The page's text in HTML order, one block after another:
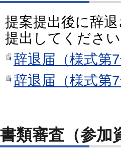
提案提出後に辞
提出してください
辞退届（様式第
辞退届（様式第
書類審査（参加